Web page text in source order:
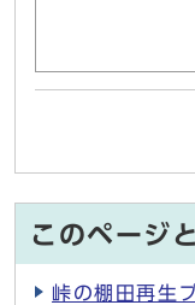
このページ
峠の棚田再生